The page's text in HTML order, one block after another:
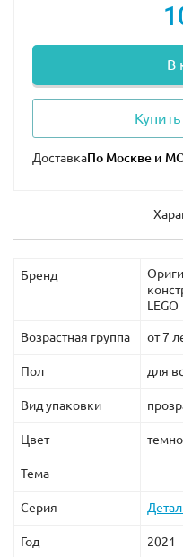
В
Доставка
Бренд
LEGO
Возрастная группа от 7
Пол для
Вид упаковки
Цвет
Тема —
Серия
Год 2021